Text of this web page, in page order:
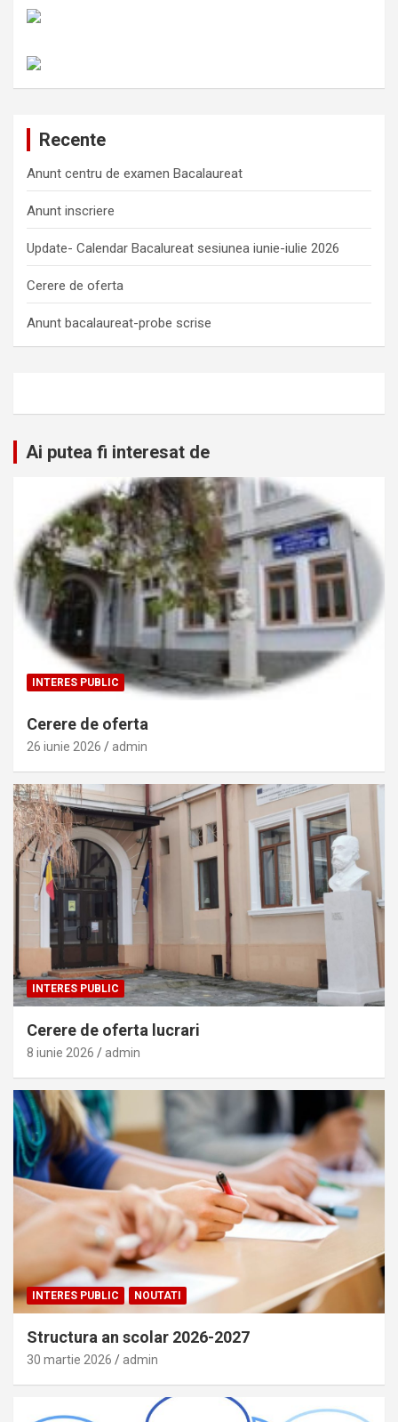
Recente
Anunt centru de examen Bacalaureat
Anunt inscriere
Update- Calendar Bacalureat sesiunea iunie-iulie 2026
Cerere de oferta
Anunt bacalaureat-probe scrise
Ai putea fi interesat de
INTERES PUBLIC
Cerere de oferta
26 iunie 2026 admin
INTERES PUBLIC
Cerere de oferta lucrari
8 iunie 2026 admin
INTERES PUBLIC NOUTATI
Structura an scolar 2026-2027
30 martie 2026 admin